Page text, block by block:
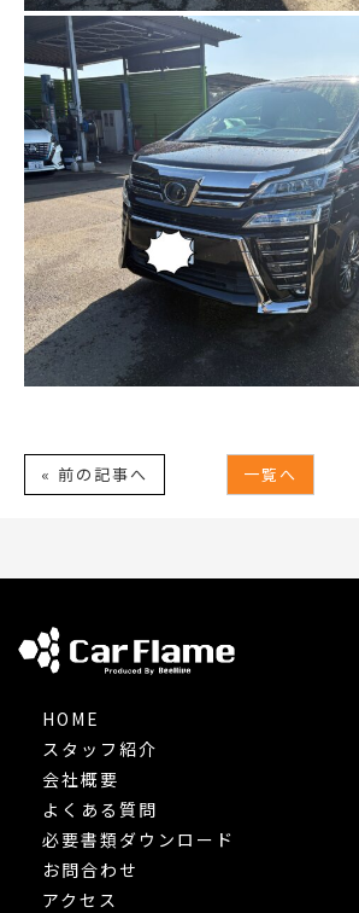
« 前の記事へ 一覧へ
HOME
スタッフ紹介
会社概要
よくある質問
必要書類ダウンロード
お問合わせ
アクセス